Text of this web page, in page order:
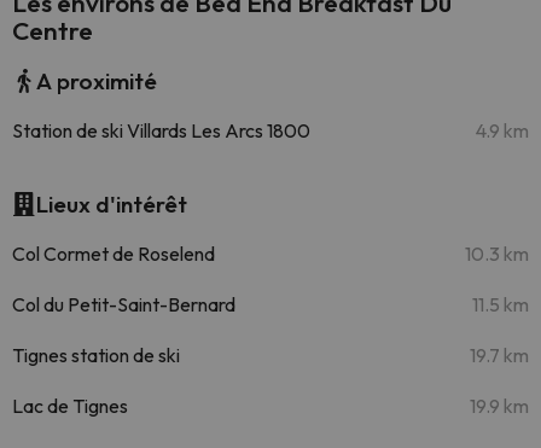
Centre
A proximité
Station de ski Villards Les Arcs 1800 4.9 km
Lieux d'intérêt
Col Cormet de Roselend 10.3 km
Col du Petit-Saint-Bernard 11.5 km
Tignes station de ski 19.7 km
Lac de Tignes 19.9 km